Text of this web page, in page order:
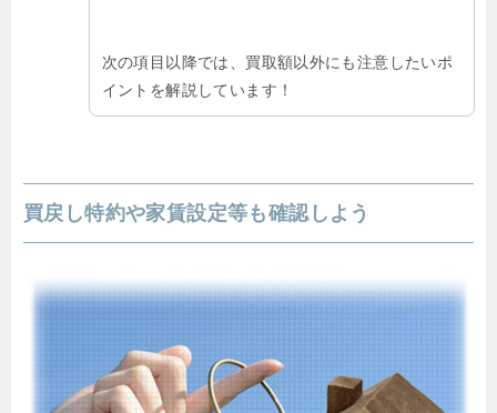
次の項目以降では、買取額以外にも注意したいポ
イントを解説しています！
買戻し特約や家賃設定等も確認しよう